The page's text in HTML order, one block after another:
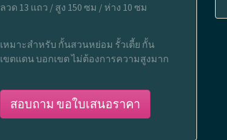
ลวด 13 แถว / สูง 150 ซม / ห่าง 10 ซม
เหมาะสำหรับ กั้นสวนหย่อม รั้วเตี้ย กั้น
เขตแดน บอกเขต ไม่ต้องการความสูงมาก
สอบถาม ขอใบเสนอราคา